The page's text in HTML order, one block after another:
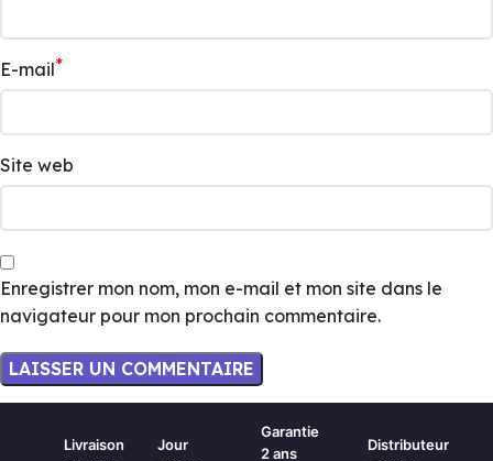
E-mail*
Site web
Enregistrer mon nom, mon e-mail et mon site dans le
navigateur pour mon prochain commentaire.
Livraison
Jour
Garantie
2 ans
Distributeur